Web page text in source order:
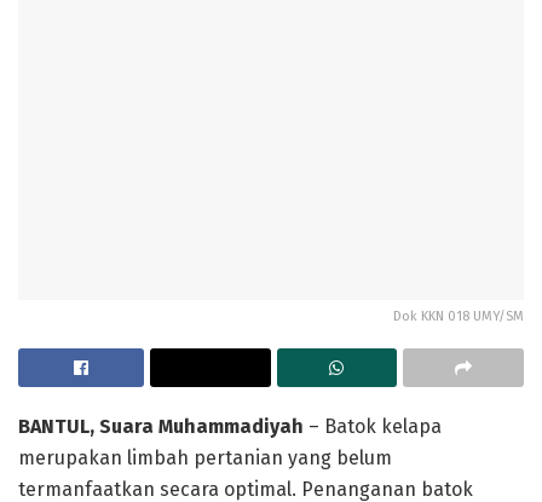
Dok KKN 018 UMY/SM
BANTUL, Suara Muhammadiyah – Batok kelapa
merupakan limbah pertanian yang belum
termanfaatkan secara optimal. Penanganan batok